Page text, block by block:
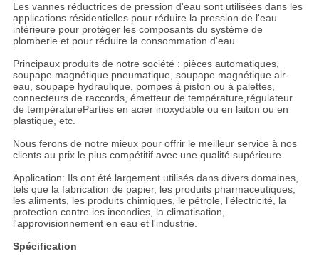
POLITIQUE
DE
CONFIDENTIALITÉ
Les vannes réductrices de pression d'eau sont utilisées dans les
applications résidentielles pour réduire la pression de l'eau
intérieure pour protéger les composants du système de
plomberie et pour réduire la consommation d'eau.
Principaux produits de notre société : pièces automatiques,
soupape magnétique pneumatique, soupape magnétique air-
eau, soupape hydraulique, pompes à piston ou à palettes,
connecteurs de raccords, émetteur de température,régulateur
de températureParties en acier inoxydable ou en laiton ou en
plastique, etc.
Nous ferons de notre mieux pour offrir le meilleur service à nos
clients au prix le plus compétitif avec une qualité supérieure.
Application: Ils ont été largement utilisés dans divers domaines,
tels que la fabrication de papier, les produits pharmaceutiques,
les aliments, les produits chimiques, le pétrole, l'électricité, la
protection contre les incendies, la climatisation,
l'approvisionnement en eau et l'industrie.
Spécification